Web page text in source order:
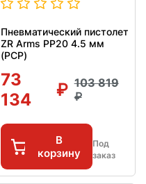
Пневматический пистолет
ZR Arms PP20 4.5 мм
(PCP)
73
134
103 819
В
корзину
Под
заказ